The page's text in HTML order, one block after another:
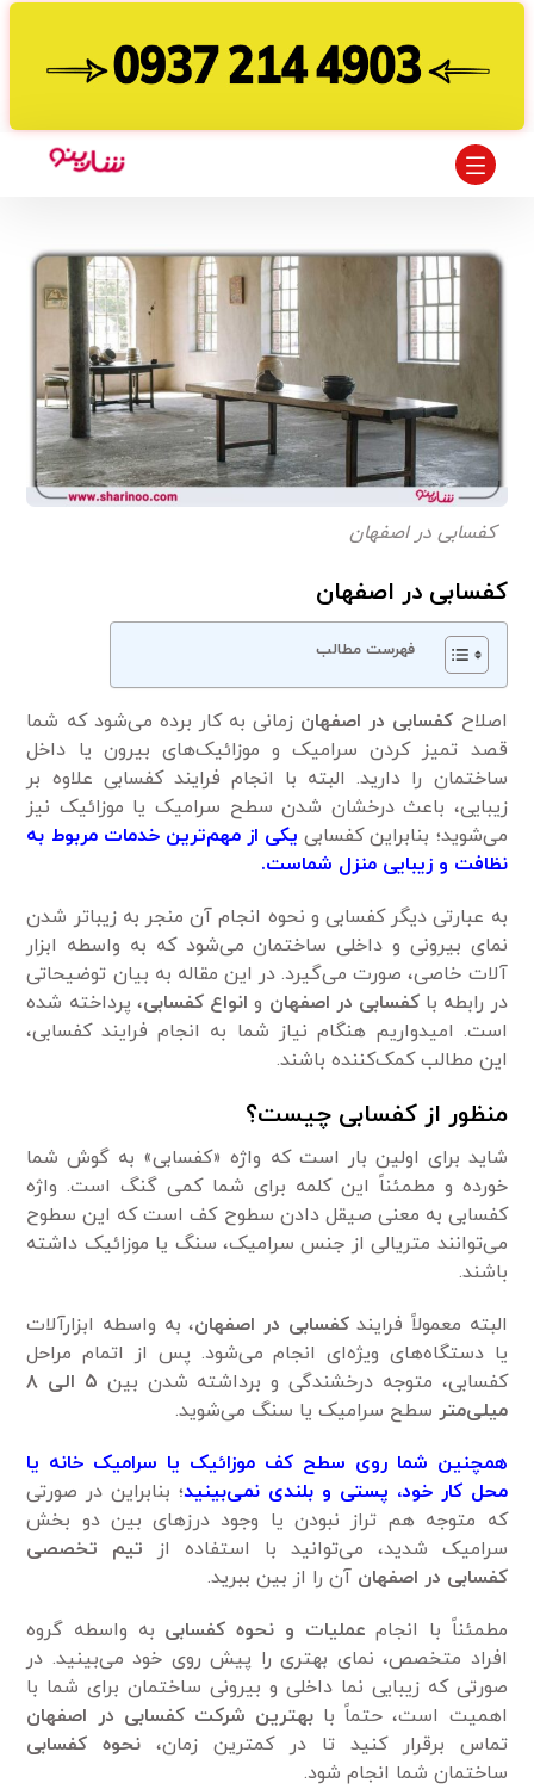
کفسابی در اصفهان
کفسابی در اصفهان
فهرست مطالب
اصلاح کفسابی در اصفهان زمانی به کار برده می‌شود که شما
قصد تمیز کردن سرامیک و موزائیک‌های بیرون یا داخل
ساختمان را دارید. البته با انجام فرایند کفسابی علاوه بر
زیبایی، باعث درخشان شدن سطح سرامیک یا موزائیک نیز
می‌شوید؛ بنابراین کفسابی یکی از مهم‌ترین خدمات مربوط به
نظافت و زیبایی منزل شماست.
به عبارتی دیگر کفسابی و نحوه انجام آن منجر به زیبا‌تر شدن
نمای بیرونی و داخلی ساختمان می‌شود که به واسطه ابزار
آلات خاصی، صورت می‌گیرد. در این مقاله به بیان توضیحاتی
در رابطه باکفسابی در اصفهان و انواع کفسابی، پرداخته شده
است. ‌امیدواریم هنگام نیاز شما به انجام فرایند کفسابی،
این مطالب کمک‌کننده باشند.
منظور از کفسابی چیست؟
شاید برای اولین بار است که واژه «کفسابی» به گوش شما
خورده و مطمئناً این کلمه برای شما کمی گنگ است. واژه
کفسابی به معنی صیقل دادن سطوح کف است که این سطوح
می‌توانند متریالی از جنس سرامیک، سنگ یا موزائیک داشته
باشند.
البته معمولاً فرایندکفسابی در اصفهان، به واسطه ابزارآلات
یا دستگاه‌های ویژه‌ای انجام می‌شود. پس از اتمام مراحل
کفسابی، متوجه درخشندگی و برداشته شدن بین
۵ الی ۸
میلی‌متر سطح سرامیک یا سنگ می‌شوید.
همچنین شما روی سطح کف موزائیک یا سرامیک خانه یا
محل کار خود، پستی و بلندی نمی‌بینید؛ بنابراین در صورتی
که متوجه هم تراز نبودن یا وجود درز‌های بین دو بخش
سرامیک شدید، می‌توانید با استفاده از تیم تخصصی
کفسابی در اصفهانآن را از بین ببرید.
مطمئناً با انجام عملیات و نحوه کفسابی به واسطه گروه
افراد متخصص، نمای ‌بهتری را پیش روی خود می‌بینید. در
صورتی که زیبایی نما داخلی و بیرونی ساختمان برای شما با
اهمیت است، حتماً با بهترین شرکت کفسابی در اصفهان
تماس برقرار کنید تا در کمترین زمان، نحوه کفسابی
ساختمان شما انجام شود.